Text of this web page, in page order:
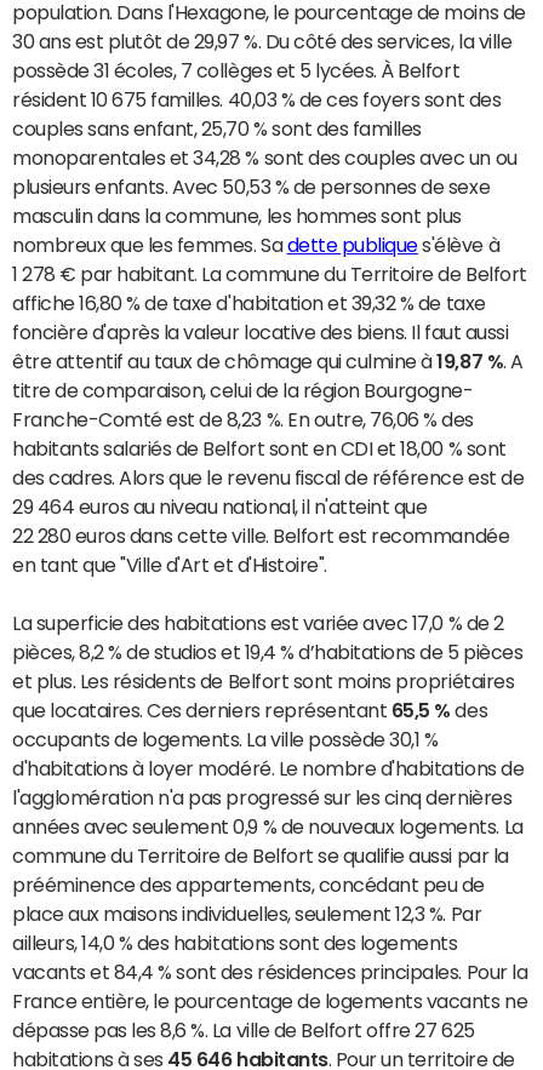
population. Dans l'Hexagone, le pourcentage de moins de
30 ans est plutôt de 29,97 %. Du côté des services, la ville
possède 31 écoles, 7 collèges et 5 lycées. À Belfort
résident 10 675 familles. 40,03 % de ces foyers sont des
couples sans enfant, 25,70 % sont des familles
monoparentales et 34,28 % sont des couples avec un ou
plusieurs enfants. Avec 50,53 % de personnes de sexe
masculin dans la commune, les hommes sont plus
nombreux que les femmes. Sadette publiques'élève à
1 278 € par habitant. La commune du Territoire de Belfort
affiche 16,80 % de taxe d'habitation et 39,32 % de taxe
foncière d'après la valeur locative des biens. Il faut aussi
être attentif au taux de chômage qui culmine à19,87 % . A
titre de comparaison, celui de la région Bourgogne-
Franche-Comté est de 8,23 %. En outre, 76,06 % des
habitants salariés de Belfort sont en CDI et 18,00 % sont
des cadres. Alors que le revenu fiscal de référence est de
29 464 euros au niveau national, il n'atteint que
22 280 euros dans cette ville. Belfort est recommandée
en tant que "Ville d'Art et d'Histoire".
La superficie des habitations est variée avec 17,0 % de 2
pièces, 8,2 % de studios et 19,4 % d’habitations de 5 pièces
et plus. Les résidents de Belfort sont moins propriétaires
que locataires. Ces derniers représentant 65,5 % des
occupants de logements. La ville possède 30,1 %
d'habitations à loyer modéré. Le nombre d'habitations de
l'agglomération n'a pas progressé sur les cinq dernières
années avec seulement 0,9 % de nouveaux logements. La
commune du Territoire de Belfort se qualifie aussi par la
prééminence des appartements, concédant peu de
place aux maisons individuelles, seulement 12,3 %. Par
ailleurs, 14,0 % des habitations sont des logements
vacants et 84,4 % sont des résidences principales. Pour la
France entière, le pourcentage de logements vacants ne
dépasse pas les 8,6 %. La ville de Belfort offre 27 625
habitations à ses 45 646 habitants. Pour un territoire de